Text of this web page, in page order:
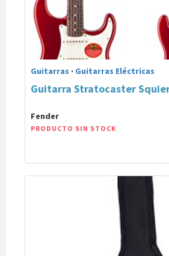
Guitarras · Guitarras Eléctricas
Guitarra Stratocaster
Fender
PRODUCTO SIN STOCK